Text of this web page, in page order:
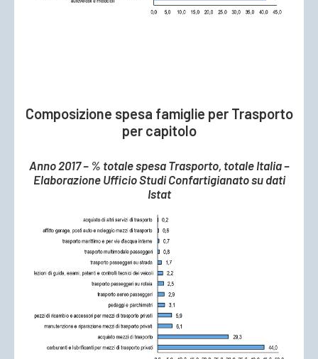
Composizione spesa famiglie per Trasporto
per capitolo
Anno 2017 – % totale spesa Trasporto, totale Italia –
Elaborazione Ufficio Studi Confartigianato su dati
Istat